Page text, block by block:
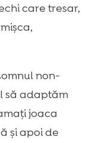
care tresar,
non-
să adaptăm
joaca
și apoi de